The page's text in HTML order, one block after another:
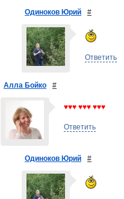
Одиноков Юрий #
Ответить
Алла Бойко #
♥♥♥ ♥♥♥ ♥♥♥
Ответить
Одиноков Юрий #